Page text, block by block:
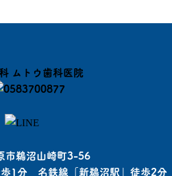
鵜沼山崎町3-56
1分 名鉄線「新鵜沼駅」徒歩2分